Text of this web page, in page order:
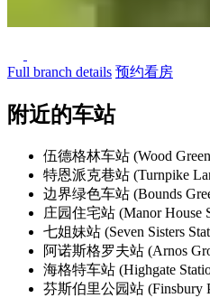
Full branch details 预约看房
附近的车站
伍德格林车站 (Wood
特恩派克巷站 (Turnpike
边界绿色车站 (Bounds
庄园住宅站 (Manor House
七姐妹站 (Seven Sisters
阿诺斯格罗夫站 (Arnos
海格特车站 (Highgate
芬斯伯里公园站 (Finsbury